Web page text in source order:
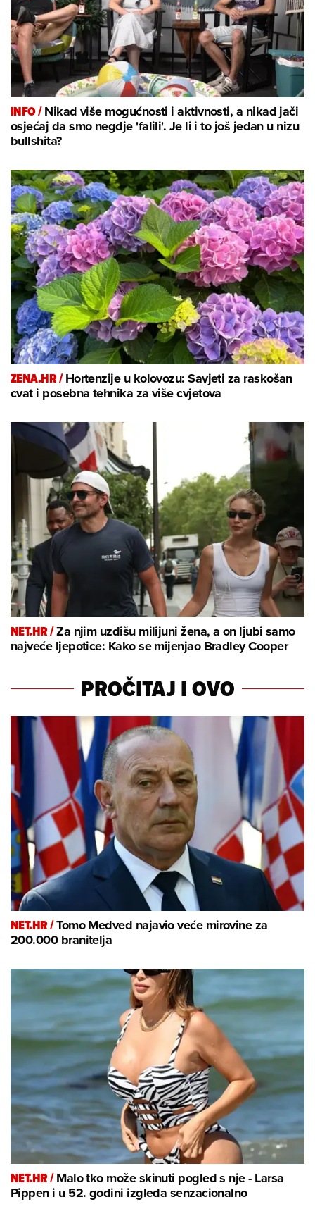
INFO /Nikad više mogućnosti i aktivnosti, a nikad jači
osjećaj da smo negdje 'falili'. Je li i to još jedan u nizu
bullshita?
ZENA.HR /Hortenzije u kolovozu: Savjeti za raskošan
cvat i posebna tehnika za više cvjetova
NET.HR /Za njim uzdišu milijuni žena, a on ljubi samo
najveće ljepotice: Kako se mijenjao Bradley Cooper
PROČITAJ I OVO
NET.HR /Tomo Medved najavio veće mirovine za
200.000 branitelja
NET.HR /Malo tko može skinuti pogled s nje - Larsa
Pippen i u 52. godini izgleda senzacionalno